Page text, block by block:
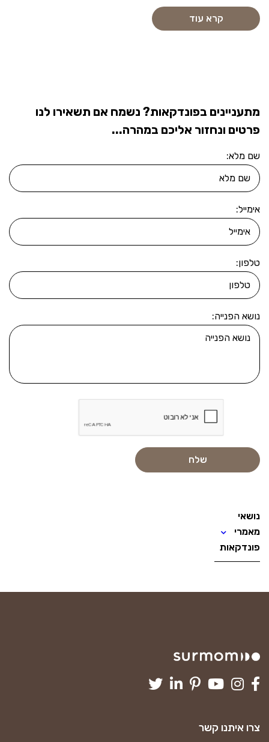
קרא עוד
מתעניינים בפונדקאות? נשמח אם תשאירו לנו
פרטים ונחזור אליכם במהרה...
שם מלא:
אימייל:
טלפון:
נושא הפנייה:
נושאי
מאמרי
פונדקאות
צרו איתנו קשר